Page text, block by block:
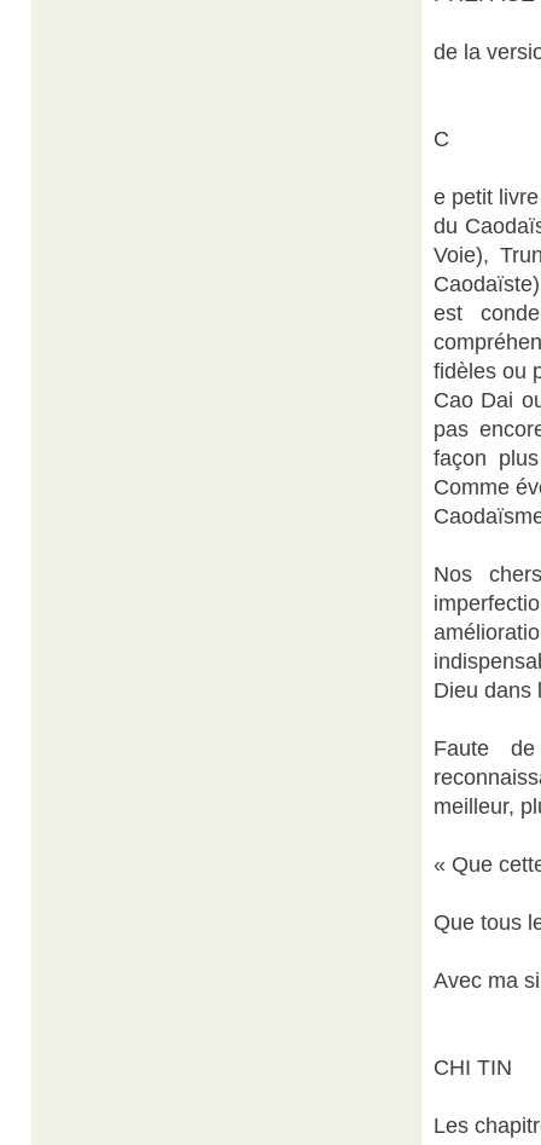
de la
C
e petit
du
Voie),
est
fidèles ou
Cao Dai
pas
façon
Comme
Nos
Dieu dans
Faute
meilleur,
« Que
Que tous
Avec ma
CHI TIN
Les